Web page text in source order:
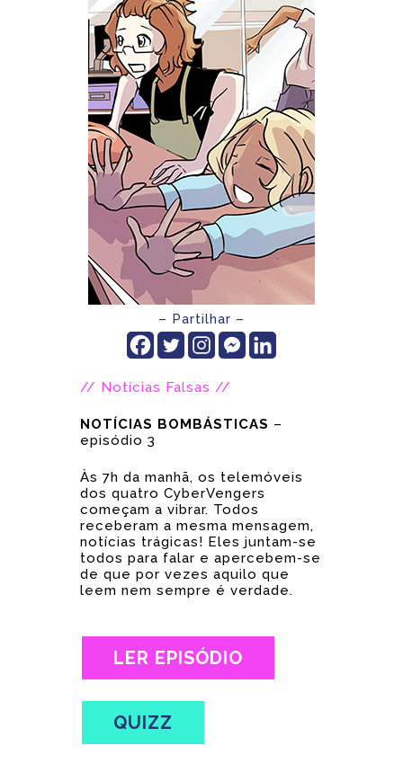
– Partilhar –
// Notícias Falsas //
NOTÍCIAS BOMBÁSTICAS –
episódio 3
Às 7h da manhã, os telemóveis
dos quatro CyberVengers
começam a vibrar. Todos
receberam a mesma mensagem,
notícias trágicas! Eles juntam-se
todos para falar e apercebem-se
de que por vezes aquilo que
leem nem sempre é verdade.
LER EPISÓDIO
QUIZZ